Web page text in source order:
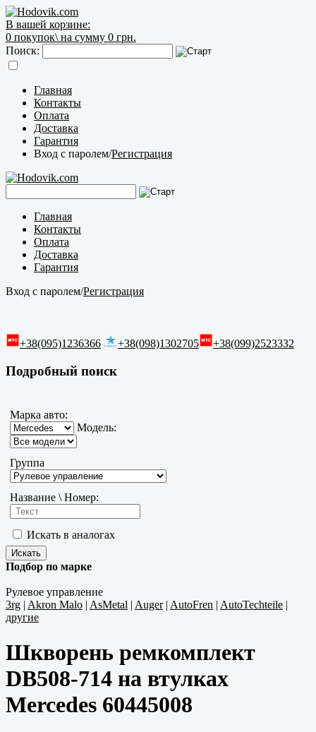
В вашей корзине:
0 покупок\ на сумму 0 грн.
Поиск:
Главная
Контакты
Оплата
Доставка
Гарантия
Вход с паролем/Регистрация
Главная
Контакты
Оплата
Доставка
Гарантия
Вход с паролем/Регистрация
+38(095)1236366 +38(098)1302705 +38(099)2523332
Подробный поиск
Марка авто:
Модель:
Группа
Название \ Номер:
Искать в аналогах
Подбор по марке
Рулевое управление
3rg | Akron Malo | AsMetal | Auger| AutoFren | AutoTechteile |
другие
Шкворень ремкомплект
DB508-714 на втулках
Mercedes 60445008